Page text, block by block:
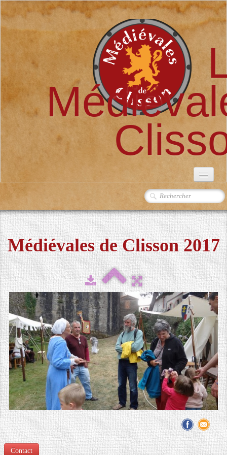
L'ASSOCIATION▼
FESTIVAL 2026▼
MÉDIAS▼
CONTACT
LOCATION DE COSTUMES
Médiévales de Clisson 2017
Contact